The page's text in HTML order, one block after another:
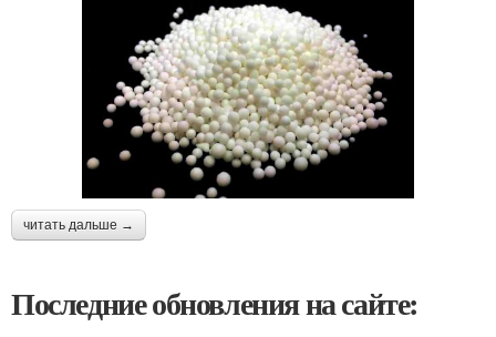
читать дальше →
Последние обновления на сайте: